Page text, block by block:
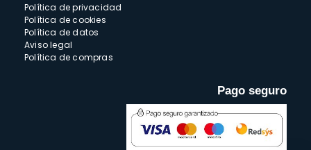
Política de privacidad
Política de cookies
Política de datos
Aviso legal
Política de compras
Pago seguro